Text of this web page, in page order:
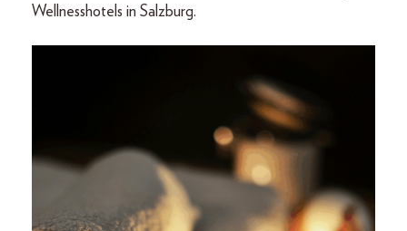
Wellnesshotels in Salzburg.